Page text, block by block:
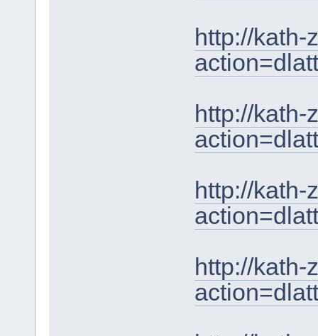
http://kath-
http://kath-
http://kath-
http://kath-